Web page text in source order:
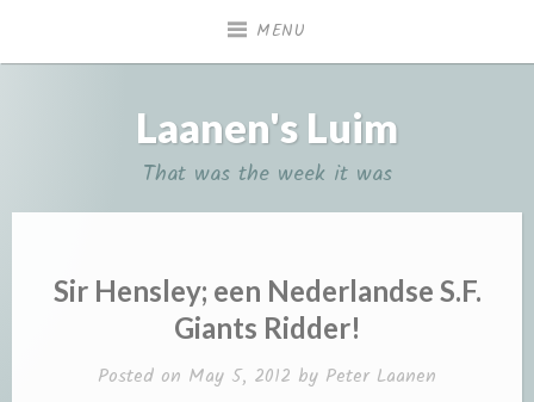
MENU
Laanen's Luim
That was the week it was
Sir Hensley; een Nederlandse S.F.
Giants Ridder!
Posted on May 5, 2012 by Peter Laanen